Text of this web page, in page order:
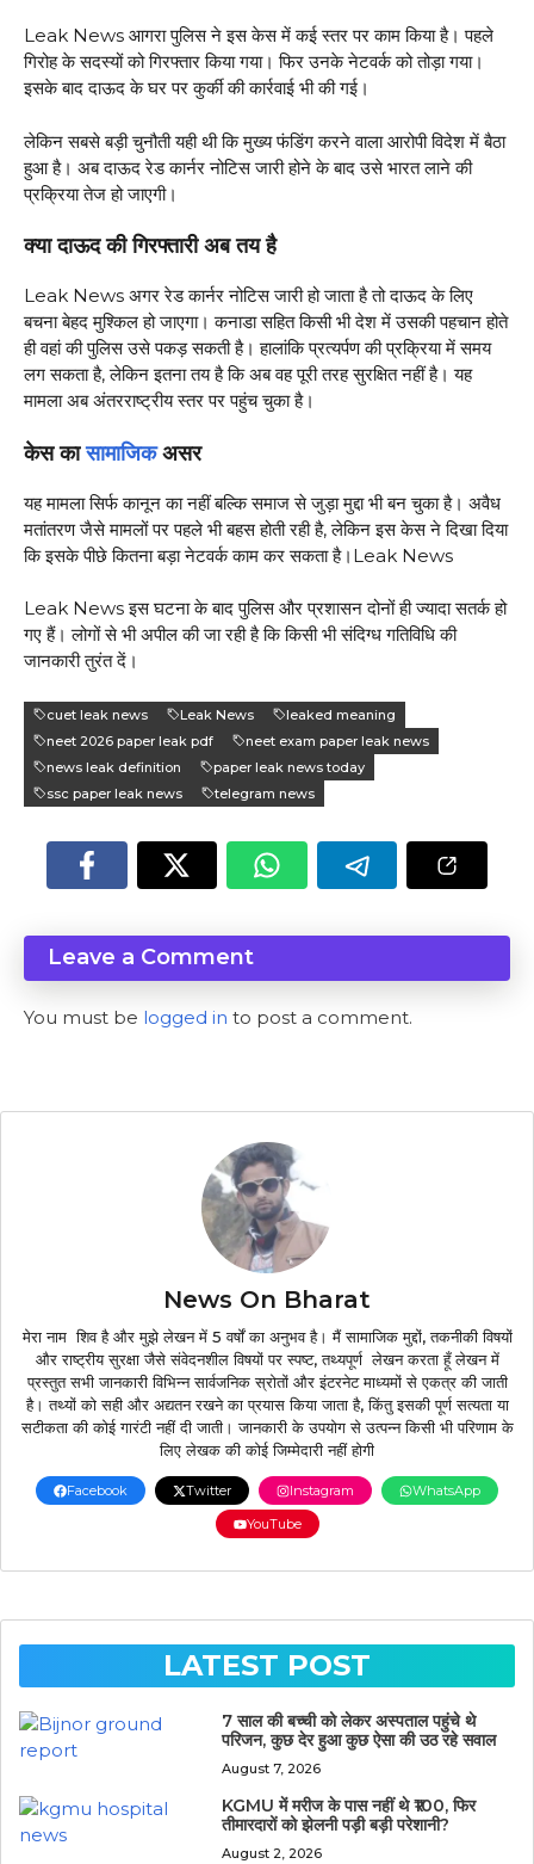
Leak News आगरा पुलिस ने इस केस में कई स्तर पर काम किया है। पहले
गिरोह के सदस्यों को गिरफ्तार किया गया। फिर उनके नेटवर्क को तोड़ा गया।
इसके बाद दाऊद के घर पर कुर्की की कार्रवाई भी की गई।
लेकिन सबसे बड़ी चुनौती यही थी कि मुख्य फंडिंग करने वाला आरोपी विदेश में बैठा
हुआ है। अब दाऊद रेड कार्नर नोटिस जारी होने के बाद उसे भारत लाने की
प्रक्रिया तेज हो जाएगी।
क्या दाऊद की गिरफ्तारी अब तय है
Leak News अगर रेड कार्नर नोटिस जारी हो जाता है तो दाऊद के लिए
बचना बेहद मुश्किल हो जाएगा। कनाडा सहित किसी भी देश में उसकी पहचान होते
ही वहां की पुलिस उसे पकड़ सकती है। हालांकि प्रत्यर्पण की प्रक्रिया में समय
लग सकता है, लेकिन इतना तय है कि अब वह पूरी तरह सुरक्षित नहीं है। यह
मामला अब अंतरराष्ट्रीय स्तर पर पहुंच चुका है।
केस कासामाजिकअसर
यह मामला सिर्फ कानून का नहीं बल्कि समाज से जुड़ा मुद्दा भी बन चुका है। अवैध
मतांतरण जैसे मामलों पर पहले भी बहस होती रही है, लेकिन इस केस ने दिखा दिया
कि इसके पीछे कितना बड़ा नेटवर्क काम कर सकता है।Leak News
Leak News इस घटना के बाद पुलिस और प्रशासन दोनों ही ज्यादा सतर्क हो
गए हैं। लोगों से भी अपील की जा रही है कि किसी भी संदिग्ध गतिविधि की
जानकारी तुरंत दें।
cuet leak news Leak News
leaked meaning
neet 2026 paper leak pdf
neet exam paper leak news
news leak definition
paper leak news today
ssc paper leak news
telegram news
Leave a Comment
You must be logged in to post a comment.
News On Bharat
मेरा नाम शिव है और मुझे लेखन में 5 वर्षों का अनुभव है। मैं सामाजिक मुद्दों, तकनीकी विषयों
और राष्ट्रीय सुरक्षा जैसे संवेदनशील विषयों पर स्पष्ट, तथ्यपूर्ण लेखन करता हूँ लेखन में
प्रस्तुत सभी जानकारी विभिन्न सार्वजनिक स्रोतों और इंटरनेट माध्यमों से एकत्र की जाती
है। तथ्यों को सही और अद्यतन रखने का प्रयास किया जाता है, किंतु इसकी पूर्ण सत्यता या
सटीकता की कोई गारंटी नहीं दी जाती। जानकारी के उपयोग से उत्पन्न किसी भी परिणाम के
लिए लेखक की कोई जिम्मेदारी नहीं होगी
Facebook Twitter Instagram
WhatsApp
YouTube
LATEST POST
7 साल की बच्ची को लेकर अस्पताल पहुंचे थे
परिजन, कुछ देर हुआ कुछ ऐसा की उठ रहे सवाल
August 7, 2026
KGMU में मरीज के पास नहीं थे ₹100, फिर
तीमारदारों को झेलनी पड़ी बड़ी परेशानी?
August 2, 2026